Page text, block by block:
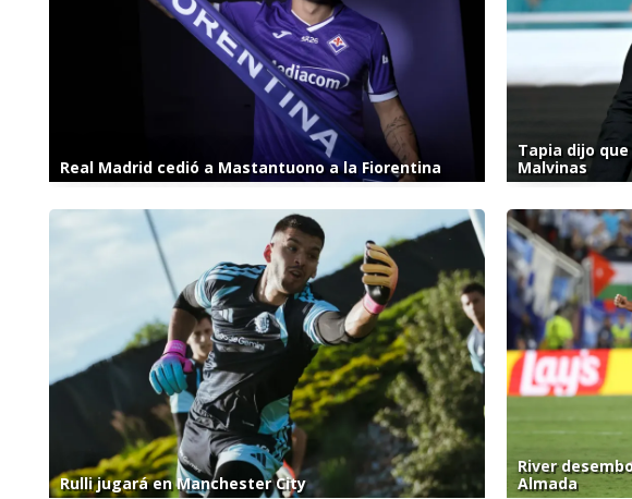
Real Madrid cedió a Mastantuono a la Fiorentina
Tapia dijo
Malvinas
Rulli jugará en Manchester City
River
Almada